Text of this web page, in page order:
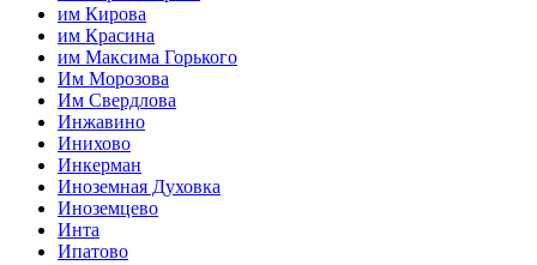
им Кирова
им Красина
им Максима Горького
Им Морозова
Им Свердлова
Инжавино
Инихово
Инкерман
Иноземная Духовка
Иноземцево
Инта
Ипатово